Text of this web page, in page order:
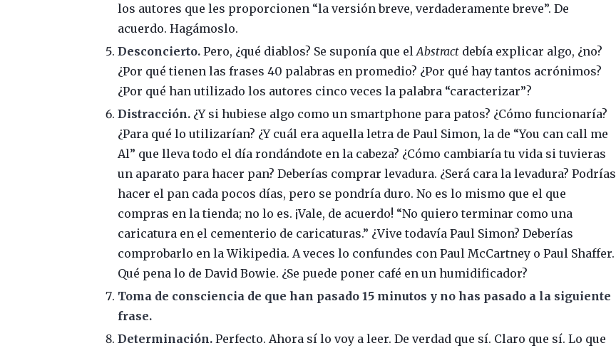
los autores que les proporcionen “la versión breve, verdaderamente breve”. De
acuerdo. Hagámoslo.
Desconcierto.Pero, ¿qué diablos? Se suponía que elAbstract debía explicar algo, ¿no?
¿Por qué tienen las frases 40 palabras en promedio? ¿Por qué hay tantos acrónimos?
¿Por qué han utilizado los autores cinco veces la palabra “caracterizar”?
Distracción. ¿Y si hubiese algo como un smartphone para patos? ¿Cómo funcionaría?
¿Para qué lo utilizarían? ¿Y cuál era aquella letra de Paul Simon, la de “You can call me
Al” que lleva todo el día rondándote en la cabeza? ¿Cómo cambiaría tu vida si tuvieras
un aparato para hacer pan? Deberías comprar levadura. ¿Será cara la levadura? Podrías
hacer el pan cada pocos días, pero se pondría duro. No es lo mismo que el que
compras en la tienda; no lo es. ¡Vale, de acuerdo! “No quiero terminar como una
caricatura en el cementerio de caricaturas.” ¿Vive todavía Paul Simon? Deberías
comprobarlo en la Wikipedia. A veces lo confundes con Paul McCartney o Paul Shaffer.
Qué pena lo de David Bowie. ¿Se puede poner café en un humidificador?
Toma de consciencia de que han pasado 15 minutos y no has pasado a la siguiente
frase.
Determinación.Perfecto. Ahora sí lo voy a leer. De verdad que sí. Claro que sí. Lo que